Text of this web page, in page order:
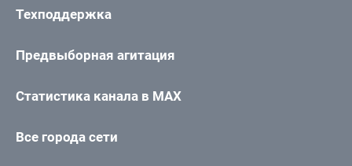
Техподдержка
Предвыборная агитация
Статистика канала в MAX
Все города сети